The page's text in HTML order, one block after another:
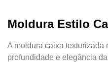
Moldura Estilo
A moldura caixa texturizada
profundidade e elegância